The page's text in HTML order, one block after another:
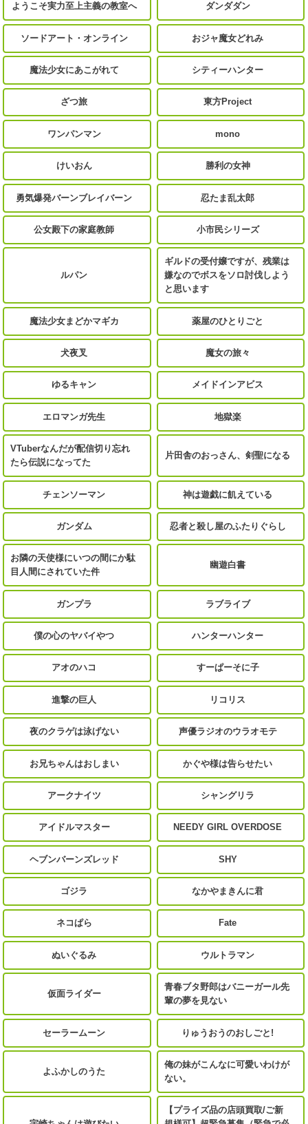
ようこそ実力至上主義の教室へ ダンダダン
ソードアート・オンライン おジャ魔女どれみ
魔法少女にあこがれて シティーハンター
ざつ旅 東方Project
ワンパンマン mono
けいおん 勝利の女神
勇気爆発バーンブレイバーン 忍たま乱太郎
公女殿下の家庭教師 小市民シリーズ
ルパン
ギルドの受付嬢ですが、残業は
嫌なのでボスをソロ討伐しよう
と思います
魔法少女まどかマギカ 薬屋のひとりごと
犬夜叉 魔女の旅々
ゆるキャン メイドインアビス
エロマンガ先生 地獄楽
VTuberなんだが配信切り忘れ
たら伝説になってた
片田舎のおっさん、剣聖になる
チェンソーマン 神は遊戯に飢えている
ガンダム 忍者と殺し屋のふたりぐらし
お隣の天使様にいつの間にか駄
目人間にされていた件
幽遊白書
ガンプラ ラブライブ
僕の心のヤバイやつ ハンターハンター
アオのハコ すーぱーそに子
進撃の巨人 リコリス
夜のクラゲは泳げない 声優ラジオのウラオモテ
お兄ちゃんはおしまい かぐや様は告らせたい
アークナイツ シャングリラ
アイドルマスター NEEDY GIRL OVERDOSE
ヘブンバーンズレッド SHY
ゴジラ なかやまきんに君
ネコぱら Fate
ぬいぐるみ ウルトラマン
仮面ライダー
青春ブタ野郎はバニーガール先
輩の夢を見ない
セーラームーン りゅうおうのおしごと!
よふかしのうた
俺の妹がこんなに可愛いわけが
ない。
【プライズ品の店頭買取/ご新